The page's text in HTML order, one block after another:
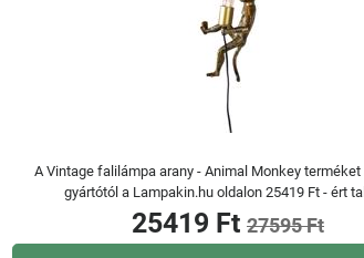
A Vintage falilámpa arany - Animal Monkey terméket
gyártótól a Lampakin.hu oldalon 25419 Ft - ért
25419 Ft 27595 Ft